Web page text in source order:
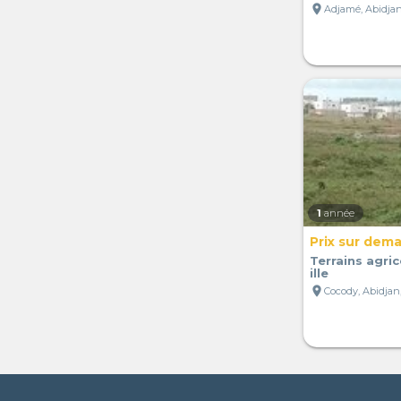
location_on Adjamé,
1 année
Prix sur
Terrains
ille
location_on Cocody,